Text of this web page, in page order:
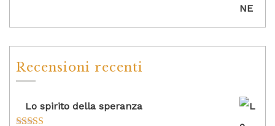
Recensioni recenti
Lo spirito della speranza